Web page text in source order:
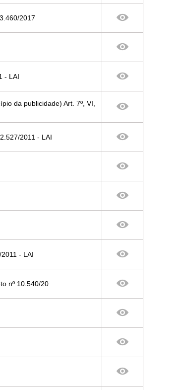
2017
- LAI
da publicidade) Art. 7º, VI,
2011 - LAI
- LAI
nº 10.540/20